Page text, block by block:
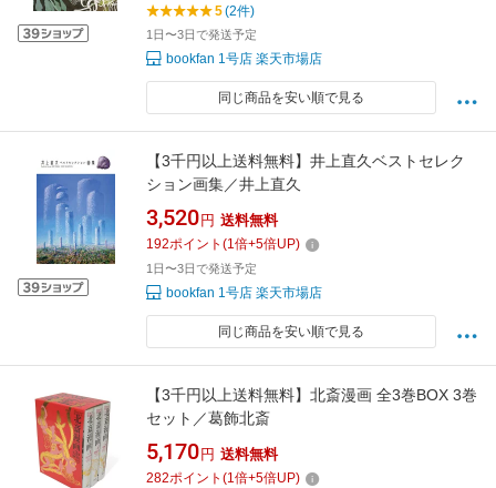
5(2件)
1日〜3日で発送予定
bookfan 1号店 楽天市場店
同じ商品を安い順で見る
【3千円以上送料無料】井上直久ベストセレク
ション画集／井上直久
3,520 円 送料無料
192ポイント (1倍+5倍UP)
1日〜3日で発送予定
bookfan 1号店 楽天市場店
同じ商品を安い順で見る
【3千円以上送料無料】北斎漫画 全3巻BOX 3巻
セット／葛飾北斎
5,170 円 送料無料
282ポイント (1倍+5倍UP)